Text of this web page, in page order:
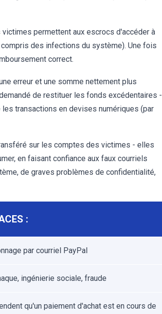
permettent aux escrocs d'accéder à
des infections du système). Une fois
correct.
erreur et une somme nettement plus
de restituer les fonds excédentaires -
transactions en devises numériques (par
sur les comptes des victimes - elles
en faisant confiance aux faux courriels
de graves problèmes de confidentialité,
:
par courriel PayPal
ingénierie sociale, fraude
qu'un paiement d'achat est en cours de